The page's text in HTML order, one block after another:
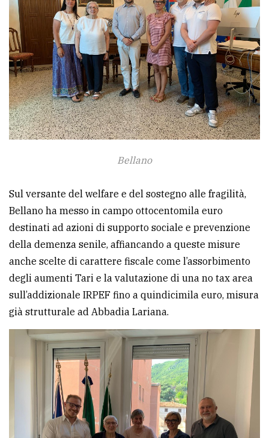
Bellano
Sul versante del welfare e del sostegno alle fragilità,
Bellano ha messo in campo ottocentomila euro
destinati ad azioni di supporto sociale e prevenzione
della demenza senile, affiancando a queste misure
anche scelte di carattere fiscale come l’assorbimento
degli aumenti Tari e la valutazione di una no tax area
sull’addizionale IRPEF fino a quindicimila euro, misura
già strutturale ad Abbadia Lariana.